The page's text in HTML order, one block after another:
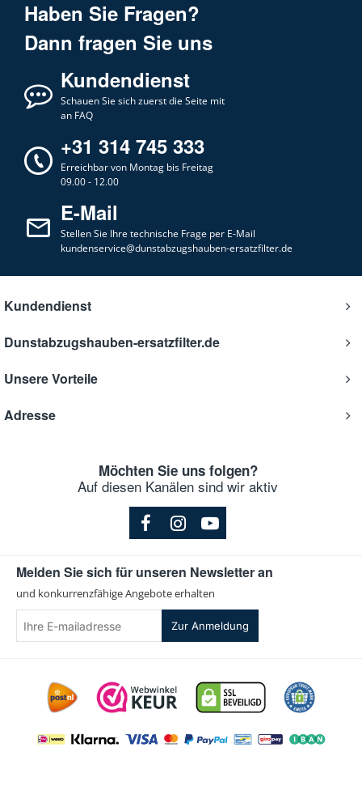
Haben Sie Fragen?
Dann fragen Sie uns
Kundendienst
Schauen Sie sich zuerst die Seite mit
an FAQ
+31 314 745 333
Erreichbar von Montag bis Freitag
09.00 - 12.00
E-Mail
Stellen Sie Ihre technische Frage per E-Mail
kundenservice@dunstabzugshauben-ersatzfilter.de
Kundendienst
Dunstabzugshauben-ersatzfilter.de
Unsere Vorteile
Adresse
Möchten Sie uns folgen?
Auf diesen Kanälen sind wir aktiv
Melden Sie sich für unseren Newsletter an
und konkurrenzfähige Angebote erhalten
E-
mailadresse
Zur Anmeldung